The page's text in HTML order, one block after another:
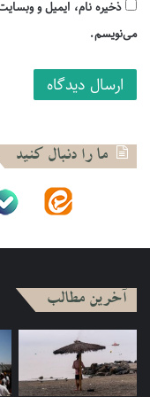
شکست داعش
زندگی در میان مردم
در
پرسش اثبات می‌کند
دموکراتیک عراق،
ذخیره نام، ایمیل و
می‌نویسم.
ما را دنبال کنید
آخرین مطالب